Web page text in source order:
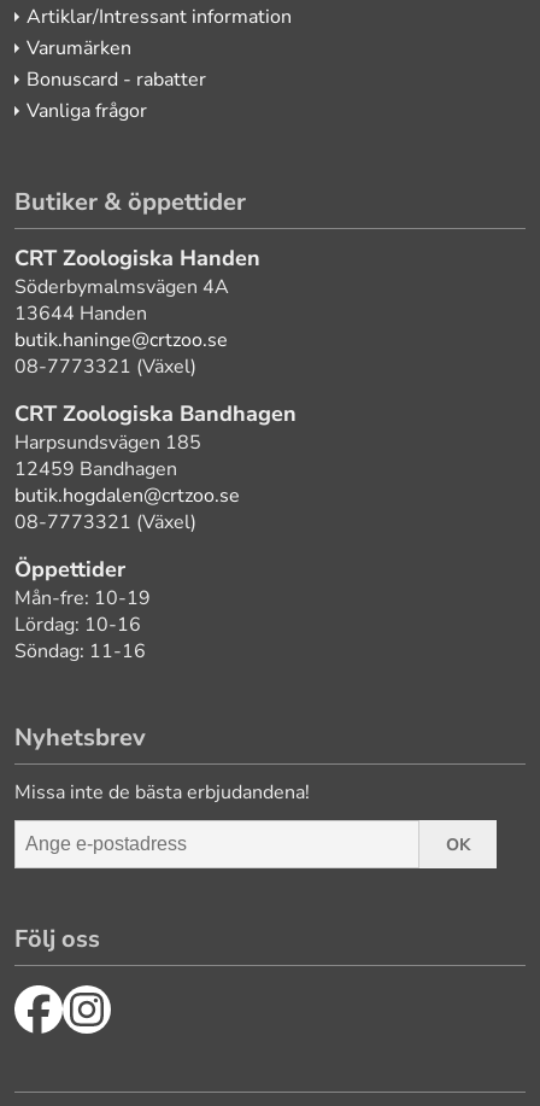
Artiklar/Intressant information
Varumärken
Bonuscard - rabatter
Vanliga frågor
Butiker & öppettider
CRT Zoologiska Handen
Söderbymalmsvägen 4A
13644 Handen
butik.haninge@crtzoo.se
08-7773321 (Växel)
CRT Zoologiska Bandhagen
Harpsundsvägen 185
12459 Bandhagen
butik.hogdalen@crtzoo.se
08-7773321 (Växel)
Öppettider
Mån-fre: 10-19
Lördag: 10-16
Söndag: 11-16
Nyhetsbrev
Missa inte de bästa erbjudandena!
OK
Följ oss